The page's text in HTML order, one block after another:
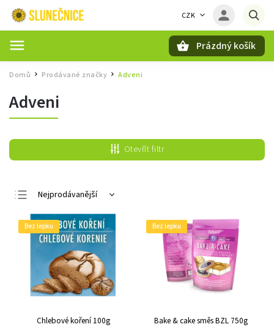
CZK
Prázdný košík
Domů / Prodávané značky / Adveni
Adveni
Otevřít filtr
Nejprodávanější
Nejlevnější
Nejdražší
Abecedně
Bez lepku
Chlebové koření 100g
Bez lepku
Bake & cake směs BZL 750g